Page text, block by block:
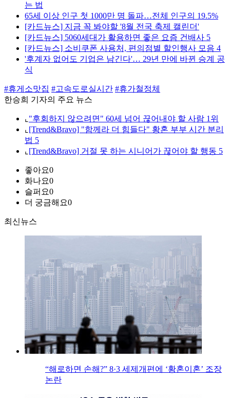
는 법
65세 이상 인구 첫 1000만 명 돌파…전체 인구의 19.5%
[카드뉴스] 지금 꼭 봐야할 '8월 전국 축제 캘린더'
[카드뉴스] 5060세대가 활용하면 좋은 요즘 건배사 5
[카드뉴스] 소비쿠폰 사용처, 편의점별 할인행사 모음 4
'후계자 없어도 기업은 남긴다'… 29년 만에 바뀐 승계 공
식
#휴게소맛집 #고속도로실시간 #휴가철정체
한승희 기자의 주요 뉴스
⌞ "후회하지 않으려면" 60세 넘어 끊어내야 할 사람 1위
⌞ [Trend&Bravo] "함께라 더 힘들다" 황혼 부부 시간 분리
법 5
⌞ [Trend&Bravo] 거절 못 하는 시니어가 끊어야 할 행동 5
좋아요0
화나요0
슬퍼요0
더 궁금해요0
최신뉴스
“해로하면 손해?” 8·3 세제개편에 ‘황혼이혼’ 조장
논란